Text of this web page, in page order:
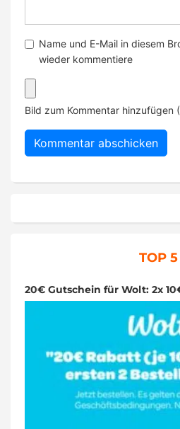
Name und E-Mail in diesem
wieder kommentiere
Bild zum Kommentar hinzufügen
TOP 5
20€ Gutschein für Wolt: 2x